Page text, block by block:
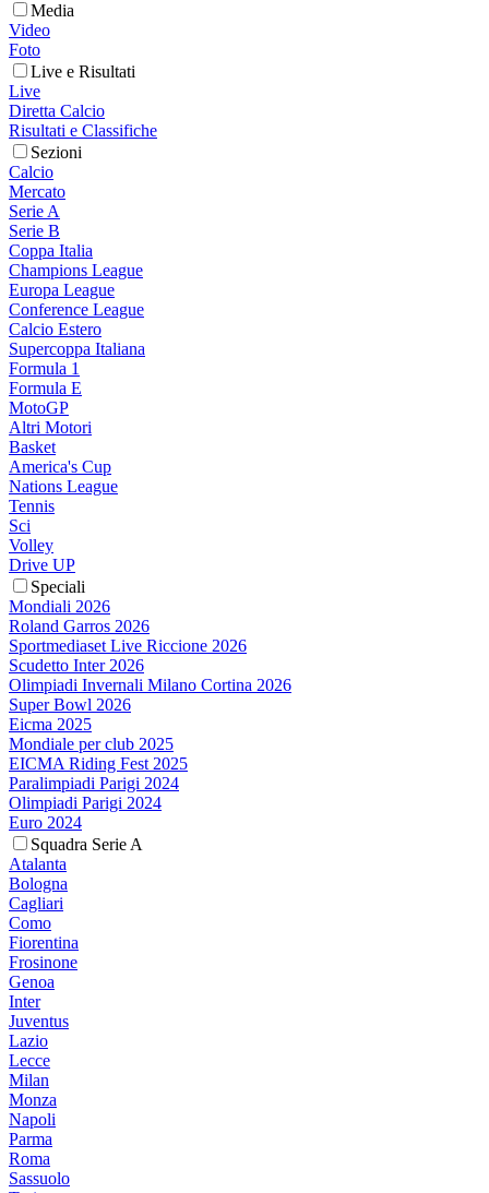
Media
Video
Foto
Live e Risultati
Live
Diretta Calcio
Risultati e Classifiche
Sezioni
Calcio
Mercato
Serie A
Serie B
Coppa Italia
Champions League
Europa League
Conference League
Calcio Estero
Supercoppa Italiana
Formula 1
Formula E
MotoGP
Altri Motori
Basket
America's Cup
Nations League
Tennis
Sci
Volley
Drive UP
Speciali
Mondiali 2026
Roland Garros 2026
Sportmediaset Live Riccione 2026
Scudetto Inter 2026
Olimpiadi Invernali Milano Cortina 2026
Super Bowl 2026
Eicma 2025
Mondiale per club 2025
EICMA Riding Fest 2025
Paralimpiadi Parigi 2024
Olimpiadi Parigi 2024
Euro 2024
Squadra Serie A
Atalanta
Bologna
Cagliari
Como
Fiorentina
Frosinone
Genoa
Inter
Juventus
Lazio
Lecce
Milan
Monza
Napoli
Parma
Roma
Sassuolo